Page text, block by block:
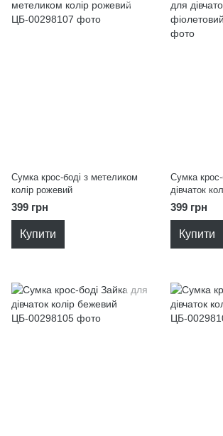
Сумка крос-боді з метеликом
колір рожевий
399 грн
Купити
Сумка
дівчаток
399 грн
Купити